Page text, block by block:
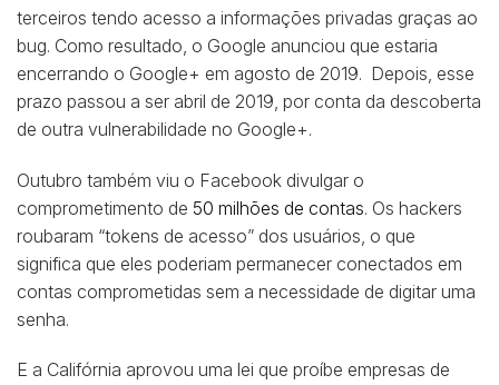
terceiros tendo acesso a informações privadas graças ao
bug. Como resultado, o Google anunciou que estaria
encerrando o Google+ em agosto de 2019. Depois, esse
prazo passou a ser abril de 2019, por conta da descoberta
de outra vulnerabilidade no Google+.
Outubro também viu o Facebook divulgar o
comprometimento de 50 milhões de contas. Os hackers
roubaram “tokens de acesso” dos usuários, o que
significa que eles poderiam permanecer conectados em
contas comprometidas sem a necessidade de digitar uma
senha.
E a Califórnia aprovou uma lei que proíbe empresas de